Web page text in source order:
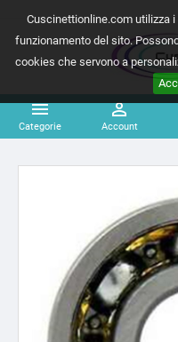
Cuscinettionline.com utilizza
funzionamento del sito.
cookies che servono a

Categorie

Account